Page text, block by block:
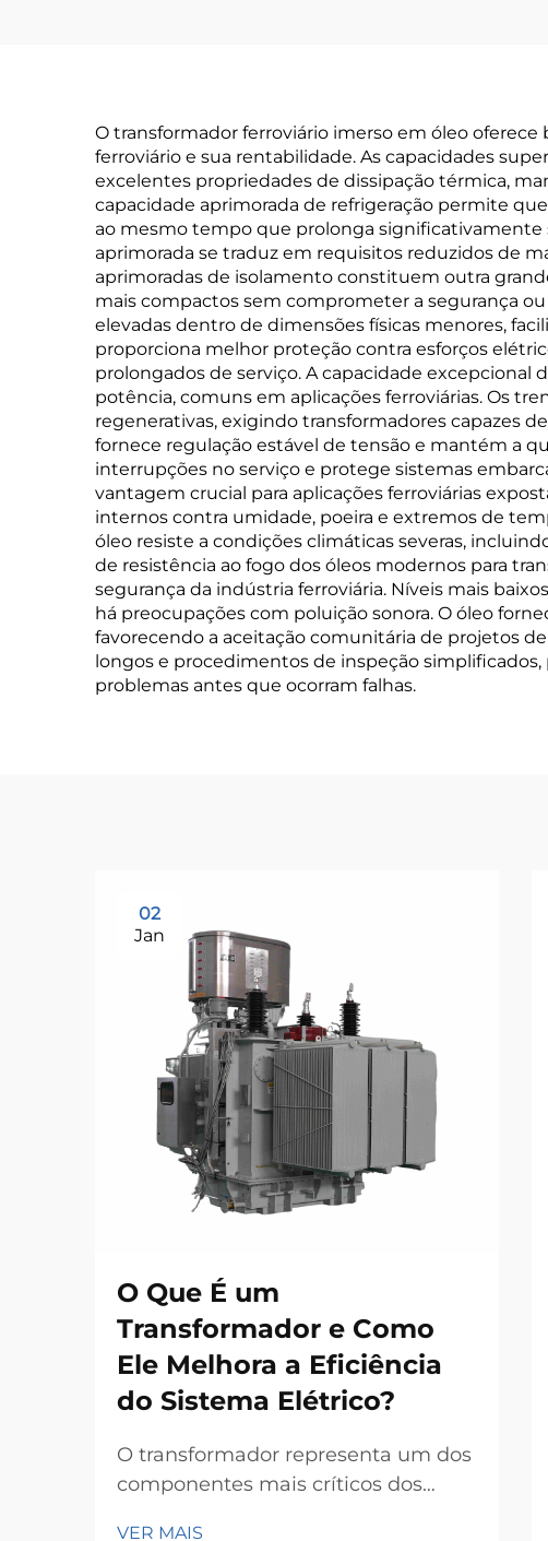
O transformador ferroviário imerso em óleo
ferroviário e sua rentabilidade. As capacidades
excelentes propriedades de dissipação térmica,
capacidade aprimorada de refrigeração permite
ao mesmo tempo que prolonga significativamente
aprimorada se traduz em requisitos reduzidos de
aprimoradas de isolamento constituem outra
mais compactos sem comprometer a segurança
elevadas dentro de dimensões físicas menores,
proporciona melhor proteção contra esforços
prolongados de serviço. A capacidade
potência, comuns em aplicações ferroviárias. Os
regenerativas, exigindo transformadores capazes
fornece regulação estável de tensão e mantém a
interrupções no serviço e protege sistemas
vantagem crucial para aplicações ferroviárias
internos contra umidade, poeira e extremos de
óleo resiste a condições climáticas severas,
de resistência ao fogo dos óleos modernos para
segurança da indústria ferroviária. Níveis mais
há preocupações com poluição sonora. O óleo
favorecendo a aceitação comunitária de projetos
longos e procedimentos de inspeção
problemas antes que ocorram falhas.
02
Jan
O Que É um
Transformador e Como
Ele Melhora a Eficiência
do Sistema Elétrico?
O transformador representa um dos
componentes mais críticos dos
VER MAIS